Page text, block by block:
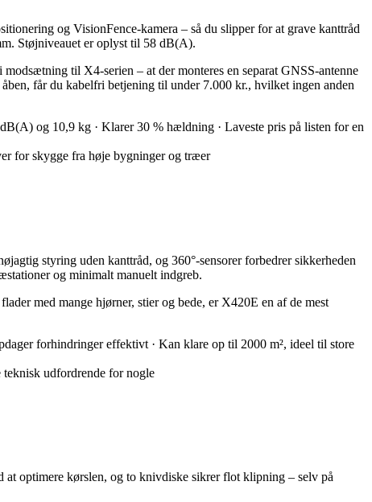
og VisionFence-kamera – så du slipper for at grave kanttråd
Støjniveauet er oplyst til 58 dB(A).
til X4-serien – at der monteres en separat GNSS-antenne
får du kabelfri betjening til under 7.000 kr., hvilket ingen anden
og 10,9 kg · Klarer 30 % hældning · Laveste pris på listen for en
for skygge fra høje bygninger og træer
styring uden kanttråd, og 360°-sensorer forbedrer sikkerheden
og minimalt manuelt indgreb.
med mange hjørner, stier og bede, er X420E en af de mest
forhindringer effektivt · Kan klare op til 2000 m², ideel til store
udfordrende for nogle
optimere kørslen, og to knivdiske sikrer flot klipning – selv på